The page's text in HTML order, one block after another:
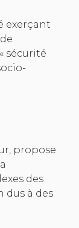
exerçant
sécurité
propose
des
dus à des